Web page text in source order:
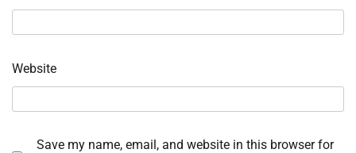
Website
Save my name, email, and website in this browser for